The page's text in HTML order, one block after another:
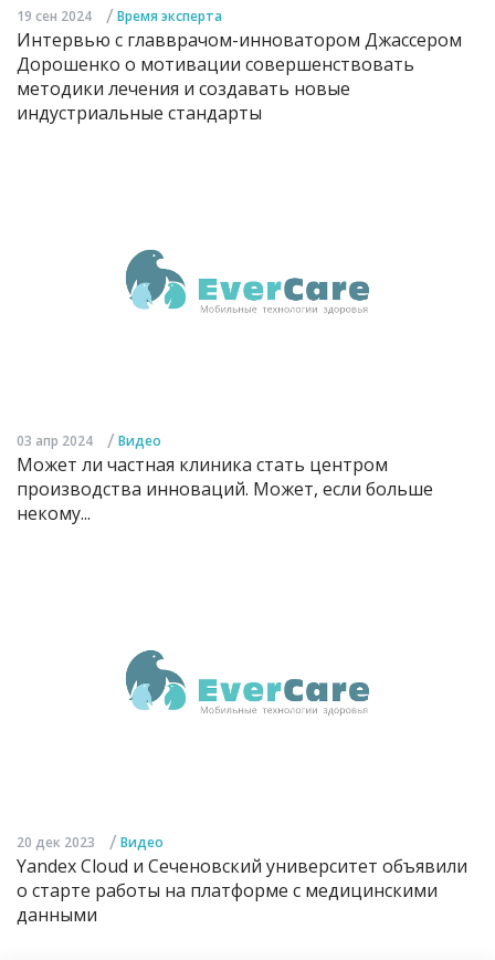
19 сен 2024 / Время эксперта
Интервью с главврачом-инноватором Джассером
Дорошенко о мотивации совершенствовать
методики лечения и создавать новые
индустриальные стандарты
03 апр 2024 / Видео
Может ли частная клиника стать центром
производства инноваций. Может, если больше
некому...
20 дек 2023 / Видео
Yandex Cloud и Сеченовский университет объявили
о старте работы на платформе с медицинскими
данными